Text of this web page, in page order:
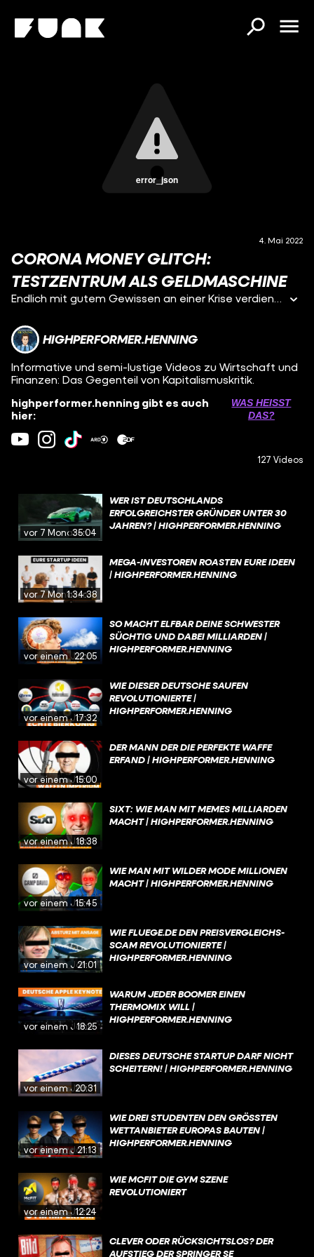
error_json
4. Mai 2022
CORONA MONEY GLITCH:
TESTZENTRUM ALS GELDMASCHINE
Endlich mit gutem Gewissen an einer Krise verdienen. Ja, der Corona-Hype ist langsam vorbei, aber…
HIGHPERFORMER.HENNING
Informative und semi-lustige Videos zu Wirtschaft und
Finanzen: Das Gegenteil von Kapitalismuskritik.
highperformer.henning gibt es auch
hier:
WAS HEISST D
AS?
127 Videos
vor 7 Monaten
35:04
WER IST DEUTSCHLANDS
ERFOLGREICHSTER GRÜNDER UNTER 30
JAHREN? | HIGHPERFORMER.HENNING
vor 7 Monaten
1:34:38
MEGA-INVESTOREN ROASTEN EURE IDEEN
| HIGHPERFORMER.HENNING
vor einem Jahr
22:05
SO MACHT ELFBAR DEINE SCHWESTER
SÜCHTIG UND DABEI MILLIARDEN |
HIGHPERFORMER.HENNING
vor einem Jahr
17:32
WIE DIESER DEUTSCHE SAUFEN
REVOLUTIONIERTE |
HIGHPERFORMER.HENNING
vor einem Jahr
15:00
DER MANN DER DIE PERFEKTE WAFFE
ERFAND | HIGHPERFORMER.HENNING
vor einem Jahr
18:38
SIXT: WIE MAN MIT MEMES MILLIARDEN
MACHT | HIGHPERFORMER.HENNING
vor einem Jahr
15:45
WIE MAN MIT WILDER MODE MILLIONEN
MACHT | HIGHPERFORMER.HENNING
vor einem Jahr
21:01
WIE FLUEGE.DE DEN PREISVERGLEICHS-
SCAM REVOLUTIONIERTE |
HIGHPERFORMER.HENNING
vor einem Jahr
18:25
WARUM JEDER BOOMER EINEN
THERMOMIX WILL |
HIGHPERFORMER.HENNING
vor einem Jahr
20:31
DIESES DEUTSCHE STARTUP DARF NICHT
SCHEITERN! | HIGHPERFORMER.HENNING
vor einem Jahr
21:13
WIE DREI STUDENTEN DEN GRÖSSTEN W
ETTANBIETER EUROPAS BAUTEN | H
IGHPERFORMER.HENNING
vor einem Jahr
12:24
WIE MCFIT DIE GYM SZENE
REVOLUTIONIERT
CLEVER ODER RÜCKSICHTSLOS? DER
AUFSTIEG DER SPRINGER SE